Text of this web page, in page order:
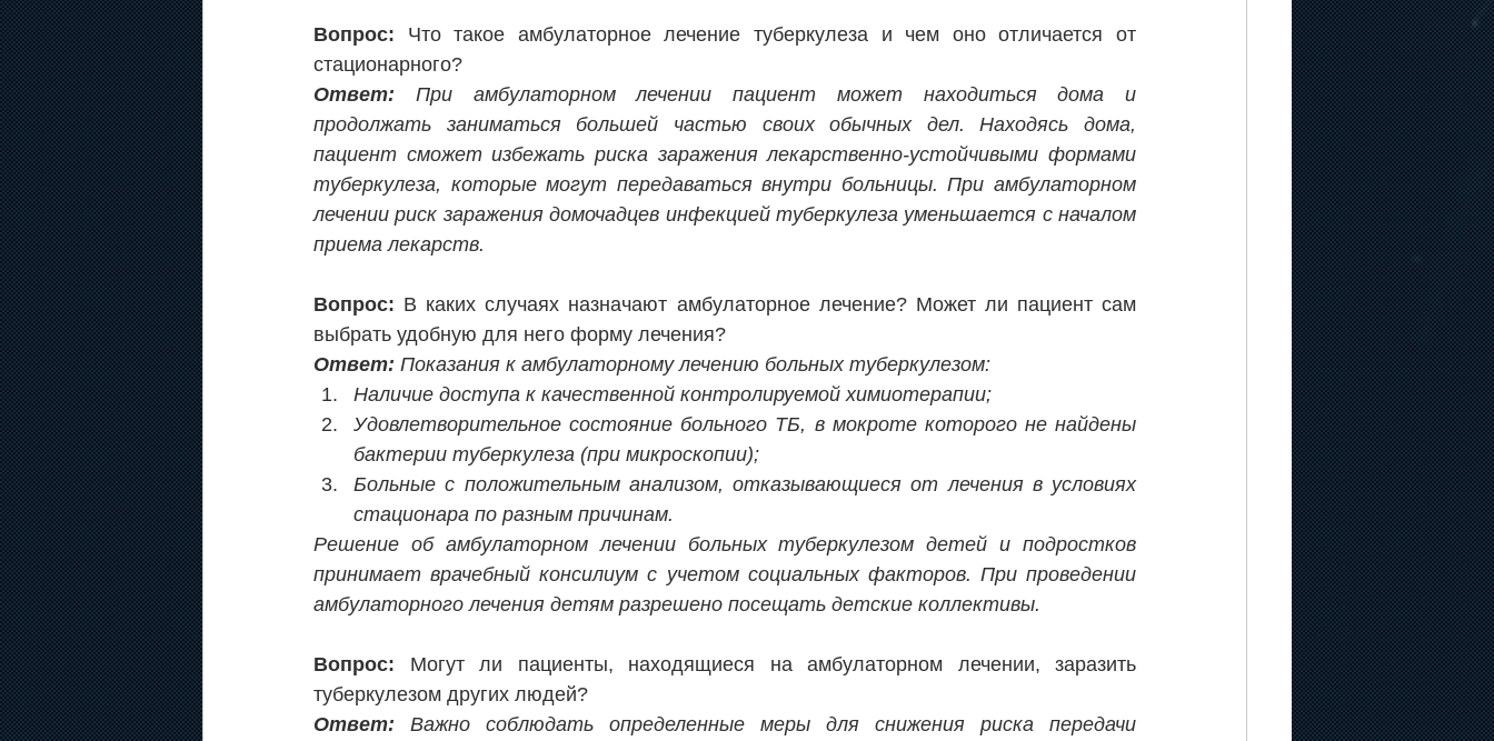
Вопрос: Что такое амбулаторное лечение туберкулеза и чем оно отличается от
стационарного?
Ответ: При амбулаторном лечении пациент может находиться дома и
продолжать заниматься большей частью своих обычных дел. Находясь дома,
пациент сможет избежать риска заражения лекарственно-устойчивыми формами
туберкулеза, которые могут передаваться внутри больницы. При амбулаторном
лечении риск заражения домочадцев инфекцией туберкулеза уменьшается c началом
приема лекарств.
Вопрос: В каких случаях назначают амбулаторное лечение? Может ли пациент сам
выбрать удобную для него форму лечения?
Ответ: Показания к амбулаторному лечению больных туберкулезом:
Наличие доступа к качественной контролируемой химиотерапии;
Удовлетворительное состояние больного ТБ, в мокроте которого не найдены
бактерии туберкулеза (при микроскопии);
Больные с положительным анализом, отказывающиеся от лечения в условиях
стационара по разным причинам.
Решение об амбулаторном лечении больных туберкулезом детей и подростков
принимает врачебный консилиум с учетом социальных факторов. При проведении
амбулаторного лечения детям разрешено посещать детские коллективы.
Вопрос: Могут ли пациенты, находящиеся на амбулаторном лечении, заразить
туберкулезом других людей?
Ответ: Важно соблюдать определенные меры для снижения риска передачи